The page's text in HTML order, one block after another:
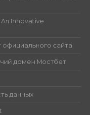
Innovative
сайта
домен Мостбет
данных